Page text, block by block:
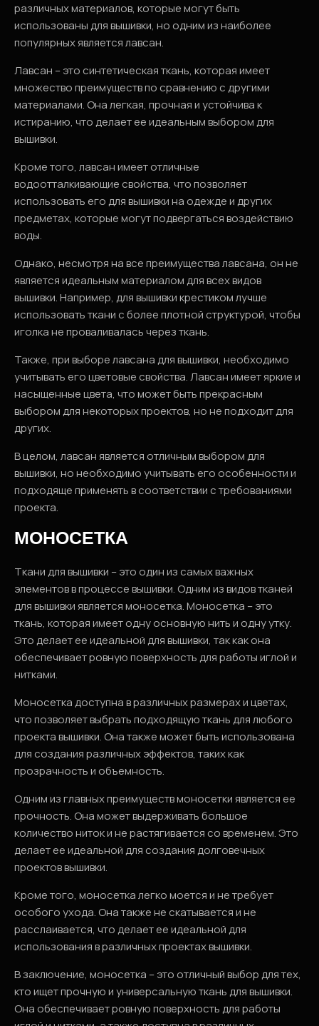
различных материалов, которые могут быть
использованы для вышивки, но одним из наиболее
популярных является лавсан.
Лавсан – это синтетическая ткань, которая имеет
множество преимуществ по сравнению с другими
материалами. Она легкая, прочная и устойчива к
истиранию, что делает ее идеальным выбором для
вышивки.
Кроме того, лавсан имеет отличные
водоотталкивающие свойства, что позволяет
использовать его для вышивки на одежде и других
предметах, которые могут подвергаться воздействию
воды.
Однако, несмотря на все преимущества лавсана, он не
является идеальным материалом для всех видов
вышивки. Например, для вышивки крестиком лучше
использовать ткани с более плотной структурой, чтобы
иголка не проваливалась через ткань.
Также, при выборе лавсана для вышивки, необходимо
учитывать его цветовые свойства. Лавсан имеет яркие и
насыщенные цвета, что может быть прекрасным
выбором для некоторых проектов, но не подходит для
других.
В целом, лавсан является отличным выбором для
вышивки, но необходимо учитывать его особенности и
подходяще применять в соответствии с требованиями
проекта.
МОНОСЕТКА
Ткани для вышивки – это один из самых важных
элементов в процессе вышивки. Одним из видов тканей
для вышивки является моносетка. Моносетка – это
ткань, которая имеет одну основную нить и одну утку.
Это делает ее идеальной для вышивки, так как она
обеспечивает ровную поверхность для работы иглой и
нитками.
Моносетка доступна в различных размерах и цветах,
что позволяет выбрать подходящую ткань для любого
проекта вышивки. Она также может быть использована
для создания различных эффектов, таких как
прозрачность и объемность.
Одним из главных преимуществ моносетки является ее
прочность. Она может выдерживать большое
количество ниток и не растягивается со временем. Это
делает ее идеальной для создания долговечных
проектов вышивки.
Кроме того, моносетка легко моется и не требует
особого ухода. Она также не скатывается и не
расслаивается, что делает ее идеальной для
использования в различных проектах вышивки.
В заключение, моносетка – это отличный выбор для тех,
кто ищет прочную и универсальную ткань для вышивки.
Она обеспечивает ровную поверхность для работы